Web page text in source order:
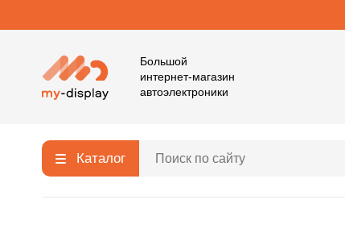
Большой
интернет-магазин
автоэлектроники
Каталог